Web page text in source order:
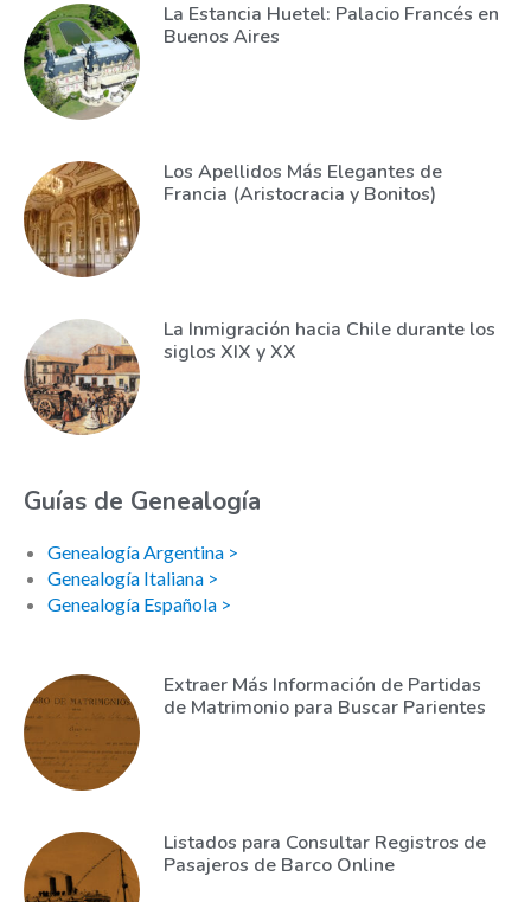
La Estancia Huetel: Palacio Francés en
Buenos Aires
Los Apellidos Más Elegantes de
Francia (Aristocracia y Bonitos)
La Inmigración hacia Chile durante los
siglos XIX y XX
Guías de Genealogía
Genealogía Argentina >
Genealogía Italiana >
Genealogía Española >
Extraer Más Información de Partidas
de Matrimonio para Buscar Parientes
Listados para Consultar Registros de
Pasajeros de Barco Online